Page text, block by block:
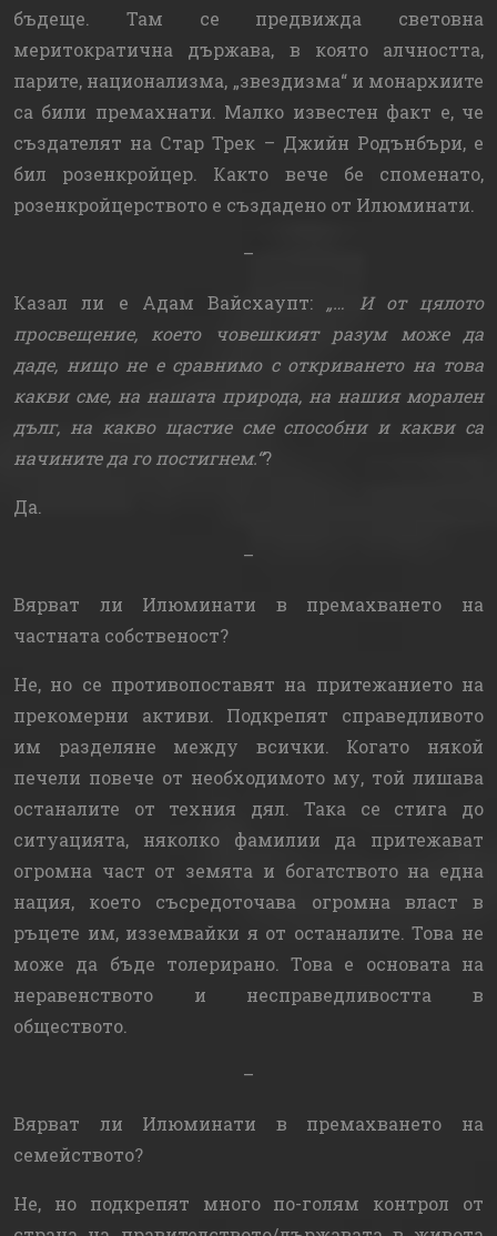
бъдеще. Там се предвижда световна
меритократична държава, в която алчността,
парите, национализма, „звездизма“ и монархиите
са били премахнати. Малко известен факт е, че
създателят на Стар Трек – Джийн Родънбъри, е
бил розенкройцер. Както вече бе споменато,
розенкройцерството е създадено от Илюминати.
–
Казал ли е Адам Вайсхаупт: „… И от цялото
просвещение, което човешкият разум може да
даде, нищо не е сравнимо с откриването на това
какви сме, на нашата природа, на нашия морален
дълг, на какво щастие сме способни и какви са
начините да го постигнем.“?
Да.
–
Вярват ли Илюминати в премахването на
частната собственост?
Не, но се противопоставят на притежанието на
прекомерни активи. Подкрепят справедливото
им разделяне между всички. Когато някой
печели повече от необходимото му, той лишава
останалите от техния дял. Така се стига до
ситуацията, няколко фамилии да притежават
огромна част от земята и богатството на една
нация, което съсредоточава огромна власт в
ръцете им, изземвайки я от останалите. Това не
може да бъде толерирано. Това е основата на
неравенството и несправедливостта в
обществото.
–
Вярват ли Илюминати в премахването на
семейството?
Не, но подкрепят много по-голям контрол от